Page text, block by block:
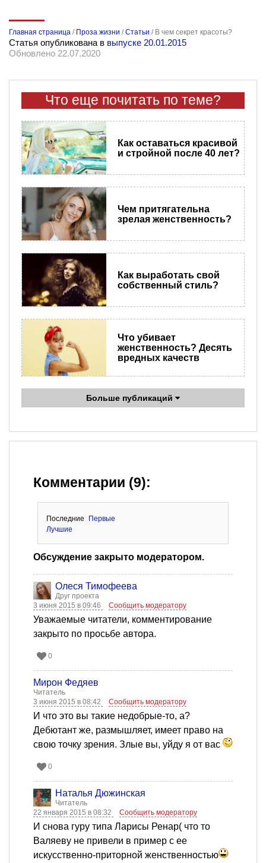
Главная страница / Проза жизни /Статьи / В чем секрет красоты?
Статья опубликована в выпуске 20.01.2015
Обновлено 22.07.2020
Что еще почитать по теме?
Как оставаться красивой
и стройной после 40 лет?
Чем притягательна
зрелая женственность?
Как выработать свой
собственный стиль?
Что убивает
женственность? Десять
вредных качеств
Больше публикаций
Комментарии (9):
Последние
Первые
Лучшие
Обсуждение закрыто модератором.
Олеся Тимофеева
Друг проекта
3 июня 2015 в 09:46
Сообщить модератору
Уважаемые читатели, комментирование
закрыто по просьбе автора.
0
Мирон Федяев
Читатель
3 июня 2015 в 08:42
Сообщить модератору
И что это вы такие недобрые-то, а?
Дебютант же, размышляет, имеет право на
свою точку зрения. Злые вы, уйду я от вас
0
Наталья Дюжинская
Читатель
22 января 2015 в 08:32
Сообщить модератору
И снова гуру типа Ларисы Ренар( что то
Валяеву не привели в пример с ее
искусственно-приторной женственностью